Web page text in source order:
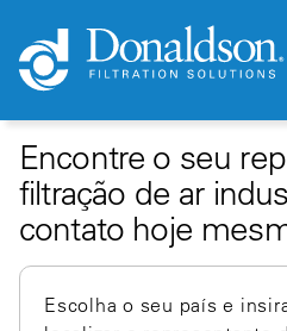
Encontre o seu
filtração de ar
contato hoje
Escolha o seu país e